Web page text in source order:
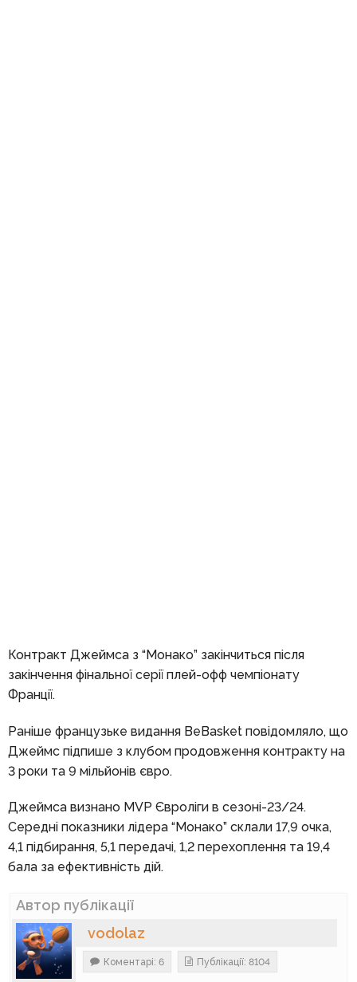
Контракт Джеймса з “Монако” закінчиться після
закінчення фінальної серії плей-офф чемпіонату
Франції.
Раніше французьке видання BeBasket повідомляло, що
Джеймс підпише з клубом продовження контракту на
3 роки та 9 мільйонів євро.
Джеймса визнано MVP Євроліги в сезоні-23/24.
Середні показники лідера “Монако” склали 17,9 очка,
4,1 підбирання, 5,1 передачі, 1,2 перехоплення та 19,4
бала за ефективність дій.
Автор публікації
vodolaz
Коментарі: 6 Публікації: 8104